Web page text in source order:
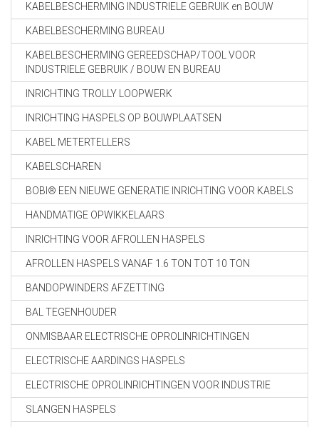
KABELBESCHERMING INDUSTRIELE GEBRUIK en BOUW
KABELBESCHERMING BUREAU
KABELBESCHERMING GEREEDSCHAP/TOOL VOOR
INDUSTRIELE GEBRUIK / BOUW EN BUREAU
INRICHTING TROLLY LOOPWERK
INRICHTING HASPELS OP BOUWPLAATSEN
KABEL METERTELLERS
KABELSCHAREN
BOBI® EEN NIEUWE GENERATIE INRICHTING VOOR KABELS
HANDMATIGE OPWIKKELAARS
INRICHTING VOOR AFROLLEN HASPELS
AFROLLEN HASPELS VANAF 1.6 TON TOT 10 TON
BANDOPWINDERS AFZETTING
BAL TEGENHOUDER
ONMISBAAR ELECTRISCHE OPROLINRICHTINGEN
ELECTRISCHE AARDINGS HASPELS
ELECTRISCHE OPROLINRICHTINGEN VOOR INDUSTRIE
SLANGEN HASPELS